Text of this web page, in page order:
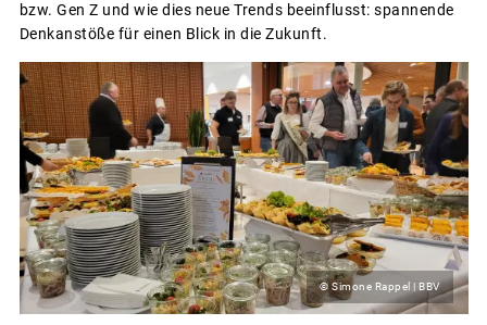
bzw. Gen Z und wie dies neue Trends beeinflusst: spannende
Denkanstöße für einen Blick in die Zukunft.
© Simone Rappel | BBV